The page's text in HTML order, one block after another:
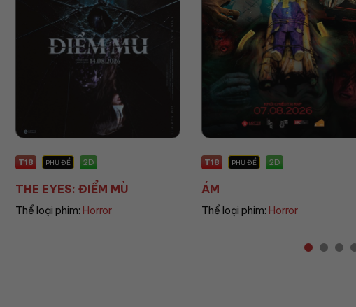
T18 PHỤ ĐỀ 2D
ÁM
Thể loại phim:Horror
P PHỤ ĐỀ 2D
UMAMUSUME: PRETT...
Thể loại phim:Animation